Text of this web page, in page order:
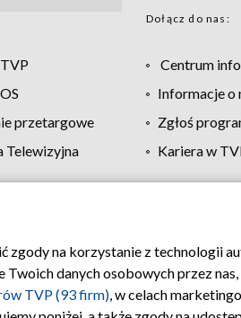
Dołącz do nas:
Centrum
Informacje o
przetargowe Zgłoś
Telewizyjna Kariera w
Polityka prywatności Moje
na korzystanie z technologii
danych osobowych przez
TVP (93 firm), w celach